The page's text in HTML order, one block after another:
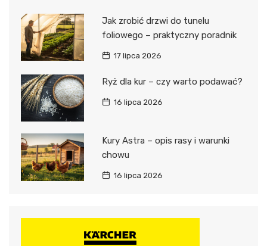
Jak zrobić drzwi do tunelu
foliowego – praktyczny poradnik
17 lipca 2026
Ryż dla kur – czy warto podawać?
16 lipca 2026
Kury Astra – opis rasy i warunki
chowu
16 lipca 2026